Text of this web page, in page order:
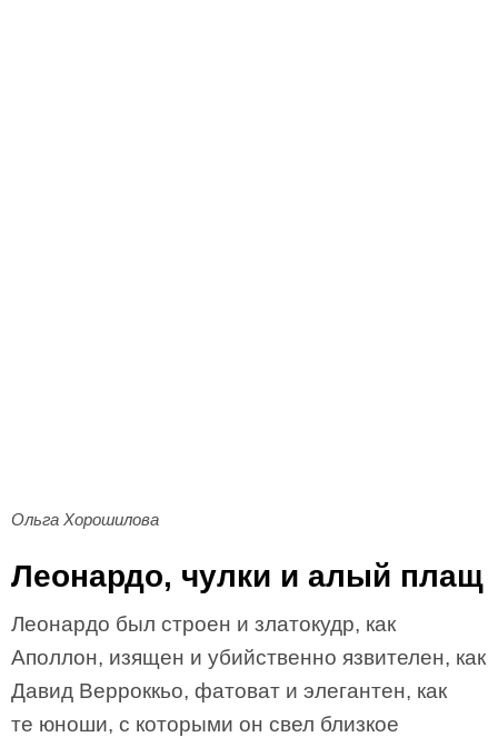
Ольга Хорошилова
Леонардо, чулки и алый плащ
Леонардо был строен и златокудр, как
Аполлон, изящен и убийственно язвителен, как
Давид Верроккьо, фатоват и элегантен, как
те юноши, с которыми он свел близкое